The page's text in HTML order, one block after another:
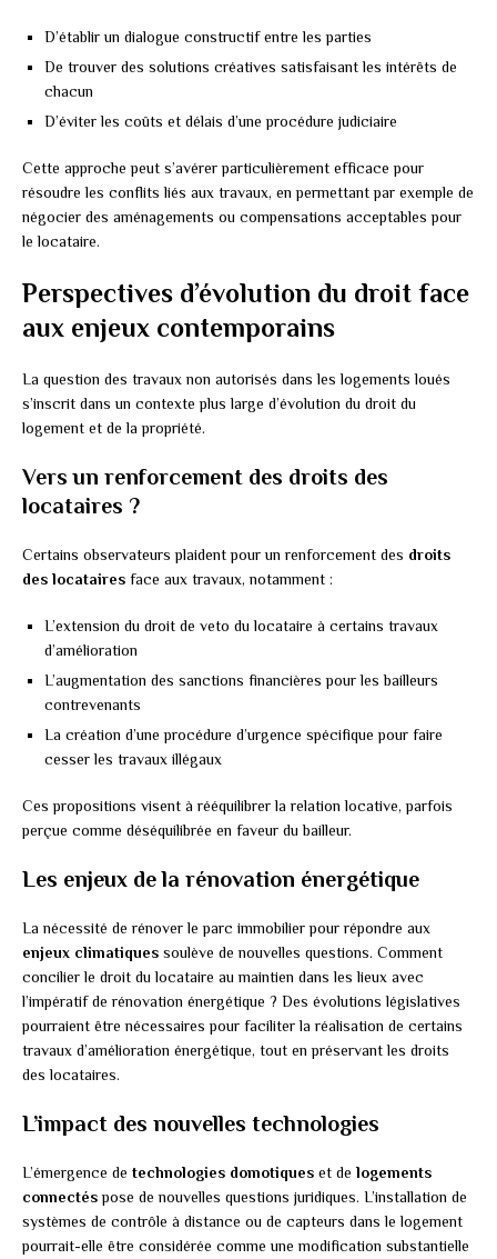
D’établir un dialogue constructif entre les parties
De trouver des solutions créatives satisfaisant les intérêts de
chacun
D’éviter les coûts et délais d’une procédure judiciaire
Cette approche peut s’avérer particulièrement efficace pour
résoudre les conflits liés aux travaux, en permettant par exemple de
négocier des aménagements ou compensations acceptables pour
le locataire.
Perspectives d’évolution du droit face
aux enjeux contemporains
La question des travaux non autorisés dans les logements loués
s’inscrit dans un contexte plus large d’évolution du droit du
logement et de la propriété.
Vers un renforcement des droits des
locataires ?
Certains observateurs plaident pour un renforcement des droits
des locataires face aux travaux, notamment :
L’extension du droit de veto du locataire à certains travaux
d’amélioration
L’augmentation des sanctions financières pour les bailleurs
contrevenants
La création d’une procédure d’urgence spécifique pour faire
cesser les travaux illégaux
Ces propositions visent à rééquilibrer la relation locative, parfois
perçue comme déséquilibrée en faveur du bailleur.
Les enjeux de la rénovation énergétique
La nécessité de rénover le parc immobilier pour répondre aux
enjeux climatiques soulève de nouvelles questions. Comment
concilier le droit du locataire au maintien dans les lieux avec
l’impératif de rénovation énergétique ? Des évolutions législatives
pourraient être nécessaires pour faciliter la réalisation de certains
travaux d’amélioration énergétique, tout en préservant les droits
des locataires.
L’impact des nouvelles technologies
L’émergence de technologies domotiques et de logements
connectéspose de nouvelles questions juridiques. L’installation de
systèmes de contrôle à distance ou de capteurs dans le logement
pourrait-elle être considérée comme une modification substantielle